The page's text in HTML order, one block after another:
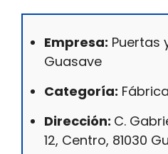
Empresa: Puertas
Guasave
Categoría:
Dirección: C.
12, Centro, 81030